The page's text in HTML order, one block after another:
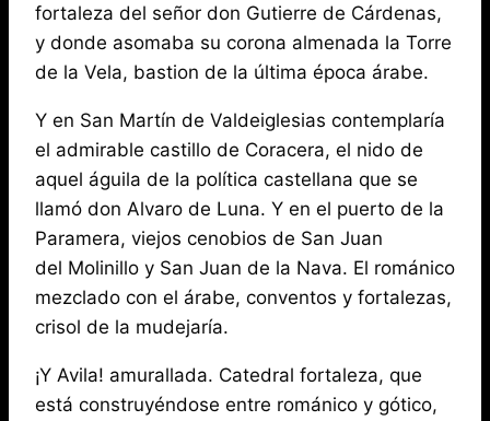
fortaleza del señor don Gutierre de Cárdenas,
y donde asomaba su corona almenada la Torre
de la Vela, bastion de la última época árabe.
Y en San Martín de Valdeiglesias contemplaría
el admirable castillo de Coracera, el nido de
aquel águila de la política castellana que se
llamó don Alvaro de Luna. Y en el puerto de la
Paramera, viejos cenobios de San Juan
del Molinillo y San Juan de la Nava. El románico
mezclado con el árabe, conventos y fortalezas,
crisol de la mudejaría.
¡Y Avila! amurallada. Catedral fortaleza, que
está construyéndose entre románico y gótico,